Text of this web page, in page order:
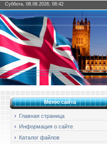
Суббота, 08.08.2026, 08:42
Меню сайта
Главная страница
Информация о сайте
Каталог файлов